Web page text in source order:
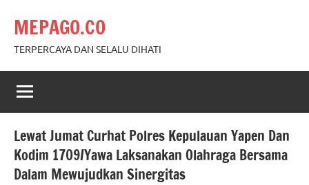
content
MEPAGO.CO
TERPERCAYA DAN SELALU DIHATI
Lewat Jumat Curhat Polres Kepulauan Yapen Dan
Kodim 1709/Yawa Laksanakan Olahraga Bersama
Dalam Mewujudkan Sinergitas